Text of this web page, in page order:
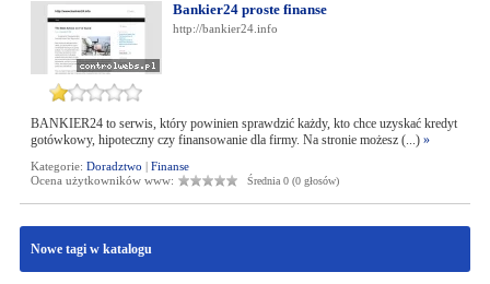
Bankier24 proste finanse
http://bankier24.info
BANKIER24 to serwis, który powinien sprawdzić każdy, kto chce uzyskać kredyt
gotówkowy, hipoteczny czy finansowanie dla firmy. Na stronie możesz (...) »
Kategorie: Doradztwo | Finanse
Ocena użytkowników www:
Średnia 0 (0 głosów)
Nowe tagi w katalogu